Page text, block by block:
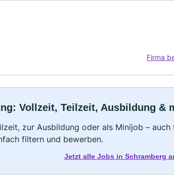
Firma
Vollzeit, Teilzeit, Ausbildung &
zur Ausbildung oder als Minijob – auch
filtern und bewerben.
Jetzt alle Jobs in Schramberg